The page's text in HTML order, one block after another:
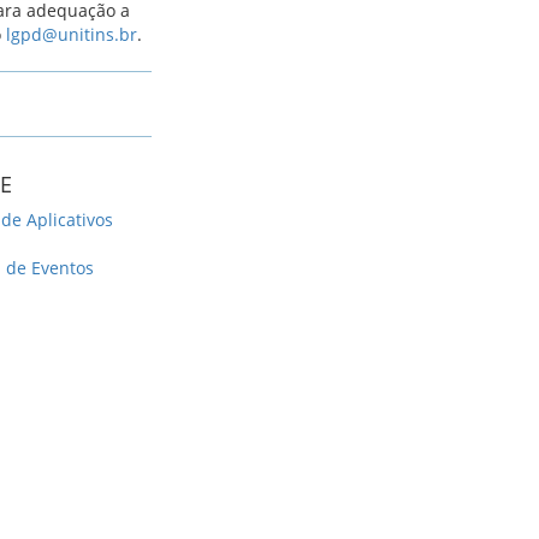
adequação a
lgpd@unitins.br.
Aplicativos
de Eventos